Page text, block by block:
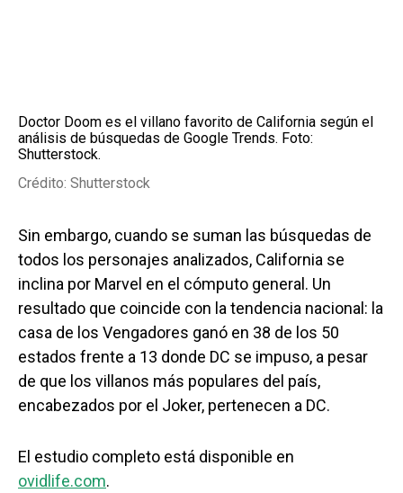
Doctor Doom es el villano favorito de California según el
análisis de búsquedas de Google Trends. Foto:
Shutterstock.
Crédito: Shutterstock
Sin embargo, cuando se suman las búsquedas de
todos los personajes analizados, California se
inclina por Marvel en el cómputo general. Un
resultado que coincide con la tendencia nacional: la
casa de los Vengadores ganó en 38 de los 50
estados frente a 13 donde DC se impuso, a pesar
de que los villanos más populares del país,
encabezados por el Joker, pertenecen a DC.
El estudio completo está disponible en
ovidlife.com.